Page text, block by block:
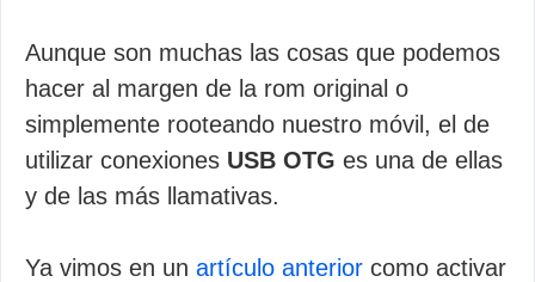
Aunque son muchas las cosas que podemos
hacer al margen de la rom original o
simplemente rooteando nuestro móvil, el de
utilizar conexiones USB OTG es una de ellas
y de las más llamativas.
Ya vimos en un artículo anterior como activar